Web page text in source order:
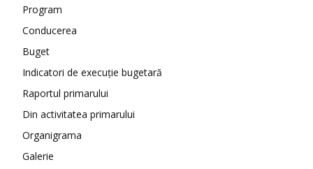
Program
Conducerea
Buget
Indicatori de execuție bugetară
Raportul primarului
Din activitatea primarului
Organigrama
Galerie